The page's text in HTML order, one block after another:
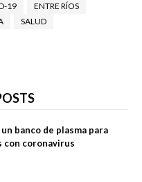
19
ENTRE RÍOS
SALUD
banco de plasma para
con coronavirus